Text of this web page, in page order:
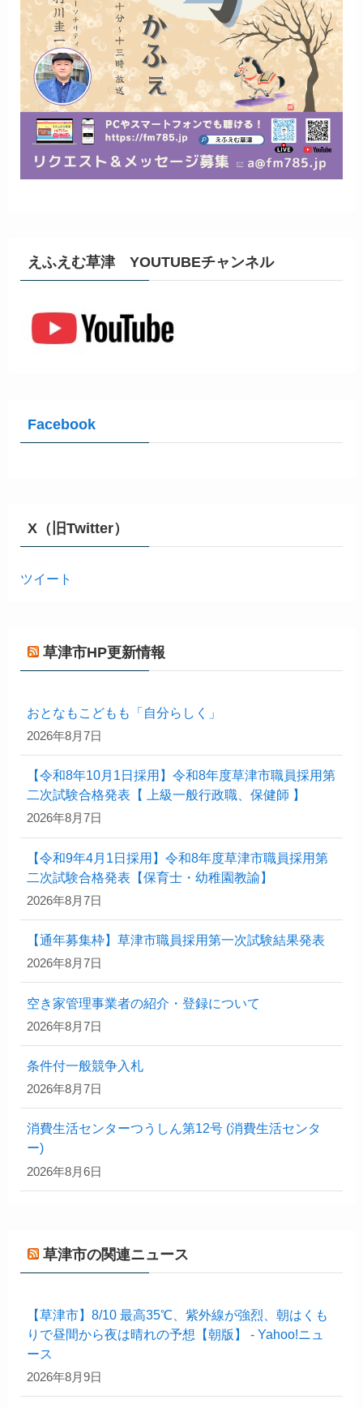
えふえむ草津 YOUTUBEチャンネル
Facebook
X（旧Twitter）
ツイート
草津市HP更新情報
おとなもこどもも「自分らしく」
2026年8月7日
【令和8年10月1日採用】令和8年度草津市職員採用第
二次試験合格発表【 上級一般行政職、保健師 】
2026年8月7日
【令和9年4月1日採用】令和8年度草津市職員採用第
二次試験合格発表【保育士・幼稚園教諭】
2026年8月7日
【通年募集枠】草津市職員採用第一次試験結果発表
2026年8月7日
空き家管理事業者の紹介・登録について
2026年8月7日
条件付一般競争入札
2026年8月7日
消費生活センターつうしん第12号 (消費生活センタ
ー)
2026年8月6日
草津市の関連ニュース
【草津市】8/10 最高35℃、紫外線が強烈、朝はくも
りで昼間から夜は晴れの予想【朝版】 - Yahoo!ニュ
ース
2026年8月9日